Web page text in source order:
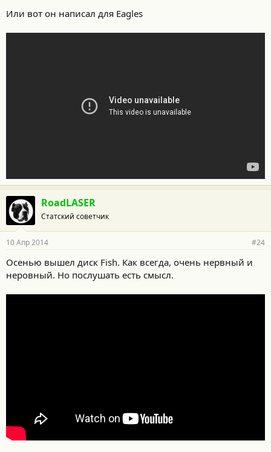
Или вот он написал для Eagles
RoadLASER
Статский советчик
10 Апр 2014 #24
Осенью вышел диск Fish. Как всегда, очень нервный и
неровный. Но послушать есть смысл.